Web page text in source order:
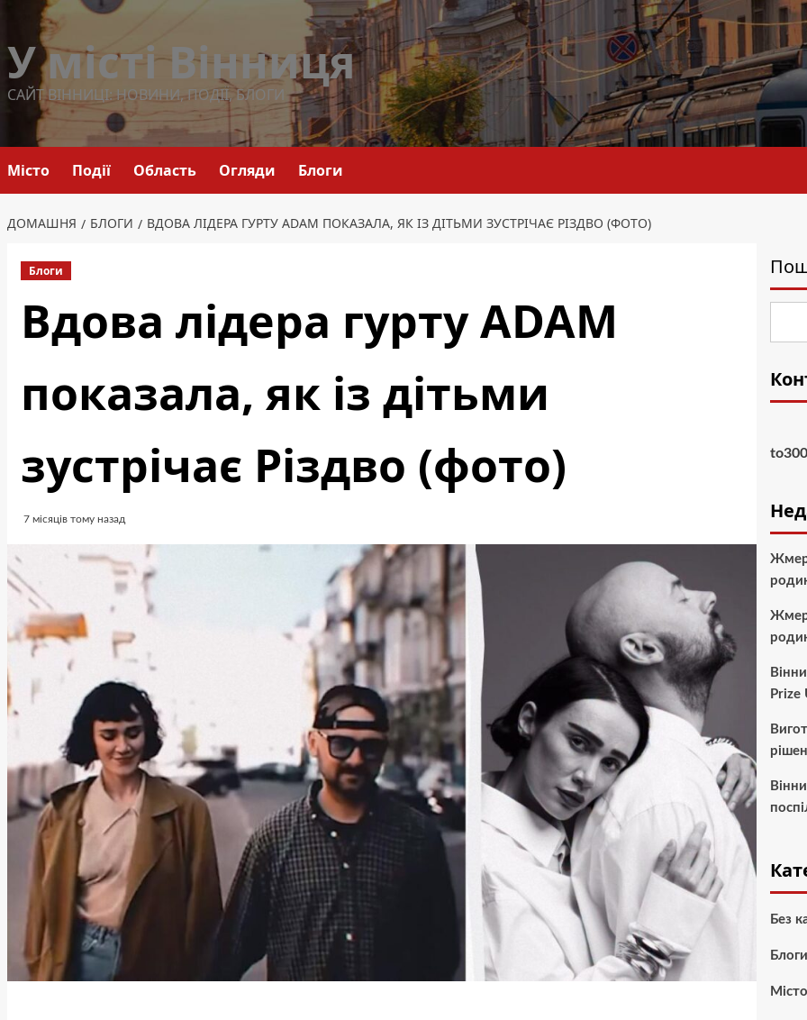
Перейти
вмісту
У місті Вінниця
САЙТ ВІННИЦІ: НОВИНИ, ПОДІЇ, БЛОГИ
Місто Події Область Огляди Блоги
ДОМАШНЯ БЛОГИ ВДОВА ЛІДЕРА ГУРТУ ADAM ПОКАЗАЛА, ЯК ІЗ ДІТЬМИ ЗУСТРІЧАЄ РІЗДВО (ФОТО)
Блоги
Вдова лідера гурту ADAM
показала, як із дітьми
зустрічає Різдво (фото)
7 місяців тому назад
Prize
Без
Блоги
Місто